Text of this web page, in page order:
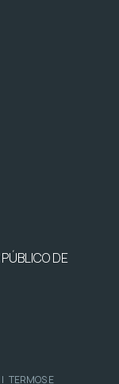
DE
| TERMOS E